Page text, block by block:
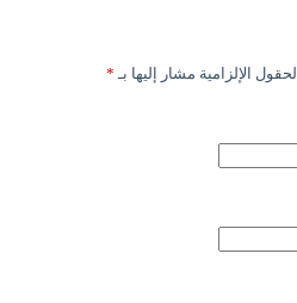
الحقول الإلزامية مشار إليها بـ *